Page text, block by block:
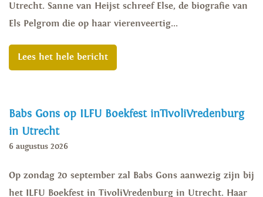
Utrecht. Sanne van Heijst schreef Else, de biografie van
Els Pelgrom die op haar vierenveertig...
Lees het hele bericht
Babs Gons op ILFU Boekfest inTivoliVredenburg
in Utrecht
6 augustus 2026
Op zondag 20 september zal Babs Gons aanwezig zijn bij
het ILFU Boekfest in TivoliVredenburg in Utrecht. Haar